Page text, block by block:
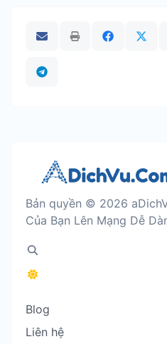
Bản quyền © 2026
Của Bạn Lên Mạng Dễ
Blog
Liên hệ